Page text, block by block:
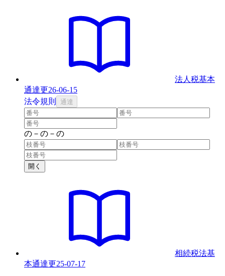
法人税基本
通達更26-06-15
法令規則 通達
の － の － の
開く
相続税法基
本通達更25-07-17